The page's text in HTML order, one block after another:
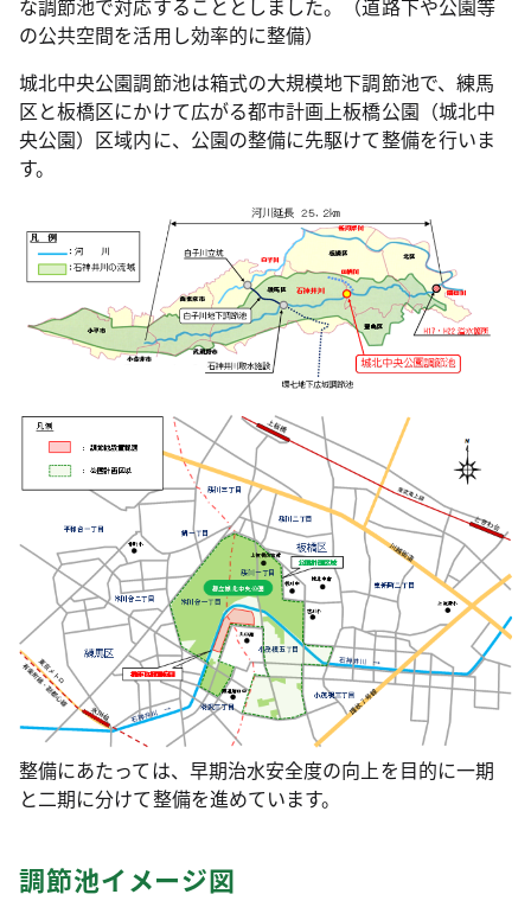
な調節池で対応することとしました。（道路下や公園等
の公共空間を活用し効率的に整備）
城北中央公園調節池は箱式の大規模地下調節池で、練馬
区と板橋区にかけて広がる都市計画上板橋公園（城北中
央公園）区域内に、公園の整備に先駆けて整備を行いま
す。
整備にあたっては、早期治水安全度の向上を目的に一期
と二期に分けて整備を進めています。
調節池イメージ図